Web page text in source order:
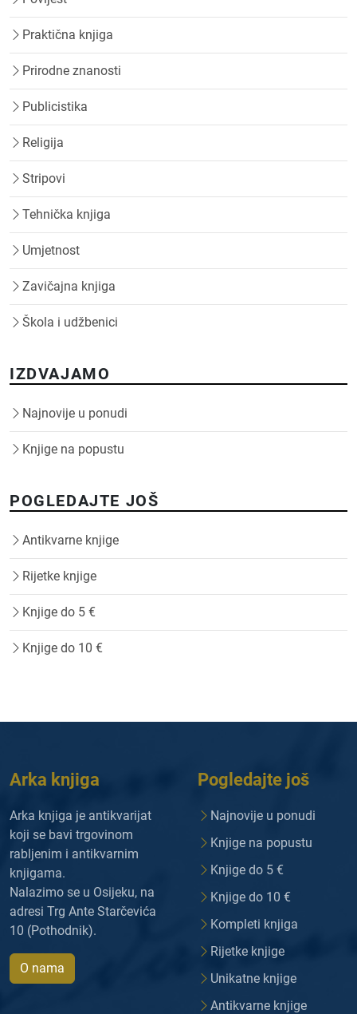
Praktična knjiga
Prirodne znanosti
Publicistika
Religija
Stripovi
Tehnička knjiga
Umjetnost
Zavičajna knjiga
Škola i udžbenici
IZDVAJAMO
Najnovije u ponudi
Knjige na popustu
POGLEDAJTE JOŠ
Antikvarne knjige
Rijetke knjige
Knjige do 5 €
Knjige do 10 €
Arka knjiga
Arka knjiga je antikvarijat
koji se bavi trgovinom
rabljenim i antikvarnim
knjigama.
Nalazimo se u Osijeku, na
adresi Trg Ante Starčevića
10 (Pothodnik).
O nama
Pogledajte još
Najnovije u ponudi
Knjige na popustu
Knjige do 5 €
Knjige do 10 €
Kompleti knjiga
Rijetke knjige
Unikatne knjige
Antikvarne knjige